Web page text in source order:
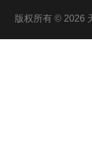
版权所有 © 2026